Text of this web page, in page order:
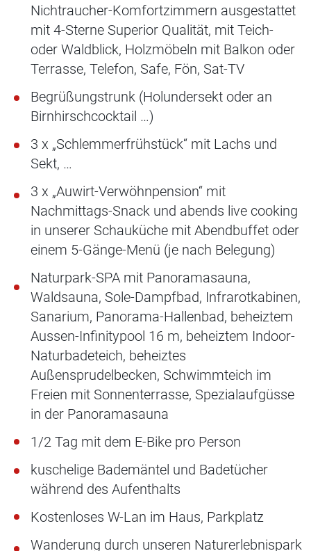
Nichtraucher-Komfortzimmern ausgestattet
mit 4-Sterne Superior Qualität, mit Teich-
oder Waldblick, Holzmöbeln mit Balkon oder
Terrasse, Telefon, Safe, Fön, Sat-TV
Begrüßungstrunk (Holundersekt oder an
Birnhirschcocktail …)
3 x „Schlemmerfrühstück“ mit Lachs und
Sekt, …
3 x „Auwirt-Verwöhnpension“ mit
Nachmittags-Snack und abends live cooking
in unserer Schauküche mit Abendbuffet oder
einem 5-Gänge-Menü (je nach Belegung)
Naturpark-SPA mit Panoramasauna,
Waldsauna, Sole-Dampfbad, Infrarotkabinen,
Sanarium, Panorama-Hallenbad, beheiztem
Aussen-Infinitypool 16 m, beheiztem Indoor-
Naturbadeteich, beheiztes
Außensprudelbecken, Schwimmteich im
Freien mit Sonnenterrasse, Spezialaufgüsse
in der Panoramasauna
1/2 Tag mit dem E-Bike pro Person
kuschelige Bademäntel und Badetücher
während des Aufenthalts
Kostenloses W-Lan im Haus, Parkplatz
Wanderung durch unseren Naturerlebnispark